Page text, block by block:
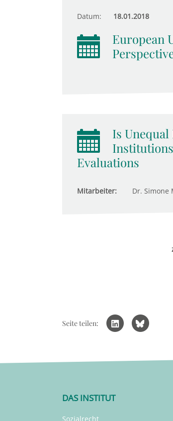
Datum: 18.01.2018
European
Is
Evaluations
Mitarbeiter: Dr. Simone
Seite teilen:
DAS INSTITUT
Sozialrecht